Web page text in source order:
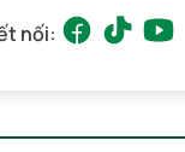
nối: